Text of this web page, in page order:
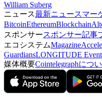
William Suberg
ニュース最新ニュースマー
BitcoinEthereumBlockchain
スポンサースポンサー記事
エコシステムMagazine
GuardiansLONGITUDE Event
媒体概要Cointelegraphにつ